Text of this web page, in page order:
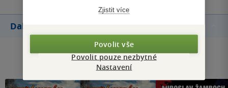
Další knihy autora
Zjistit více
Povolit vše
Povolit pouze nezbytné
Nastavení